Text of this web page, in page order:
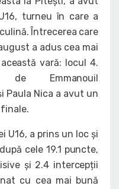
turneu în care a
Întrecerea care
a adus cea mai
vară: locul 4.
de Emmanouil
Paula Nica a avut un
U16, a prins un loc și
cele 19.1 puncte,
și 2.4 intercepții
cu cea mai bună